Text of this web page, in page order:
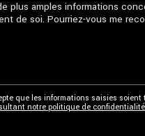
que les informations saisies soient
notre politique de